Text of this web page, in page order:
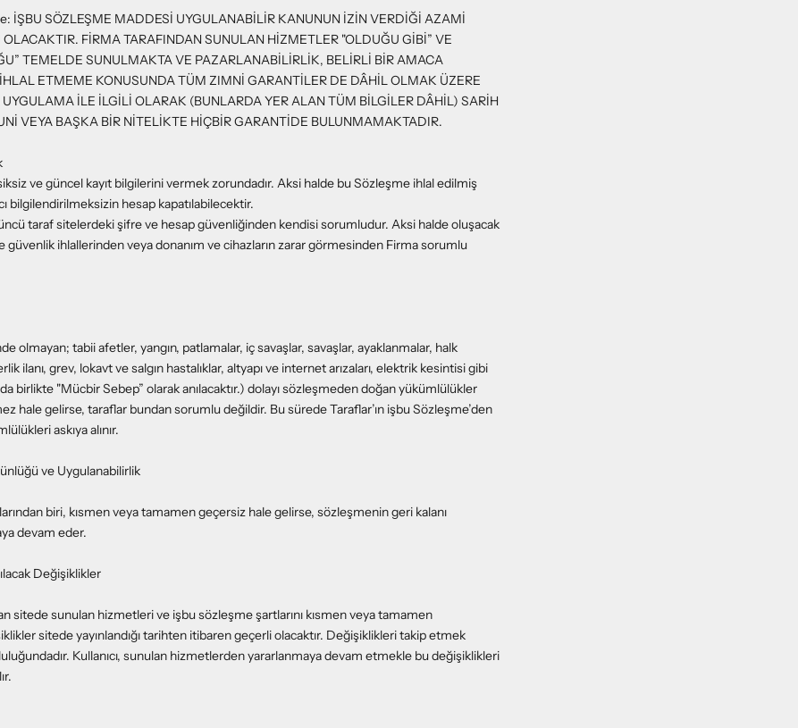
İŞBU SÖZLEŞME MADDESİ UYGULANABİLİR KANUNUN İZİN VERDİĞİ AZAMİ
OLACAKTIR. FİRMA TARAFINDAN SUNULAN HİZMETLER "OLDUĞU GİBİ” VE
TEMELDE SUNULMAKTA VE PAZARLANABİLİRLİK, BELİRLİ BİR AMACA
ETMEME KONUSUNDA TÜM ZIMNİ GARANTİLER DE DÂHİL OLMAK ÜZERE
İLE İLGİLİ OLARAK (BUNLARDA YER ALAN TÜM BİLGİLER DÂHİL) SARİH
VEYA BAŞKA BİR NİTELİKTE HİÇBİR GARANTİDE BULUNMAMAKTADIR.
ve güncel kayıt bilgilerini vermek zorundadır. Aksi halde bu Sözleşme ihlal edilmiş
bilgilendirilmeksizin hesap kapatılabilecektir.
taraf sitelerdeki şifre ve hesap güvenliğinden kendisi sorumludur. Aksi halde oluşacak
güvenlik ihlallerinden veya donanım ve cihazların zarar görmesinden Firma sorumlu
olmayan; tabii afetler, yangın, patlamalar, iç savaşlar, savaşlar, ayaklanmalar, halk
ilanı, grev, lokavt ve salgın hastalıklar, altyapı ve internet arızaları, elektrik kesintisi gibi
birlikte "Mücbir Sebep” olarak anılacaktır.) dolayı sözleşmeden doğan yükümlülükler
hale gelirse, taraflar bundan sorumlu değildir. Bu sürede Taraflar’ın işbu Sözleşme’den
askıya alınır.
ve Uygulanabilirlik
biri, kısmen veya tamamen geçersiz hale gelirse, sözleşmenin geri kalanı
devam eder.
Değişiklikler
sitede sunulan hizmetleri ve işbu sözleşme şartlarını kısmen veya tamamen
sitede yayınlandığı tarihten itibaren geçerli olacaktır. Değişiklikleri takip etmek
Kullanıcı, sunulan hizmetlerden yararlanmaya devam etmekle bu değişiklikleri